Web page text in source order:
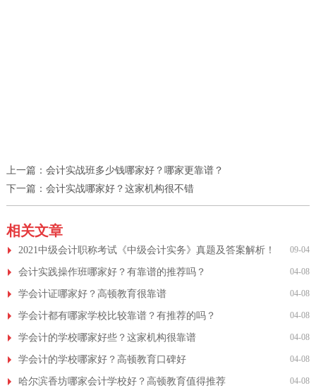
上一篇： 会计实战班多少钱哪家好？哪家更靠谱？
下一篇： 会计实战哪家好？这家机构很不错
相关文章
2021中级会计职称考试《中级会计实务》真题及答案解析！ 09-04
会计实践操作班哪家好？有靠谱的推荐吗？ 04-08
学会计证哪家好？高顿教育很靠谱 04-08
学会计都有哪家学校比较靠谱？有推荐的吗？ 04-08
学会计的学校哪家好些？这家机构很靠谱 04-08
学会计的学校哪家好？高顿教育口碑好 04-08
哈尔滨香坊哪家会计学校好？高顿教育值得推荐 04-08